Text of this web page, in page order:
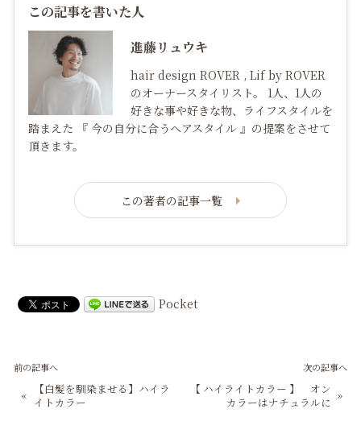
この記事を書いた人
進藤リュウキ
hair design ROVER , Lif by ROVER
のオーナースタイリスト。 1人、1人の
好きな事や好きな物、ライフスタイルを
踏まえた 『 今の自分に合うヘアスタイル 』の提案をさせて
頂きます。
この著者の記事一覧
Pocket
前の記事へ
«
【白髪を馴染ませる】ハイラ
イトカラー
次の記事へ
【 ハイライトカラー 】 オン
カラーはナチュラルに »